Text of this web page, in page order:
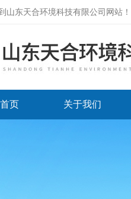
山东天合环境科技有限公司网站 ！
页 关于我们